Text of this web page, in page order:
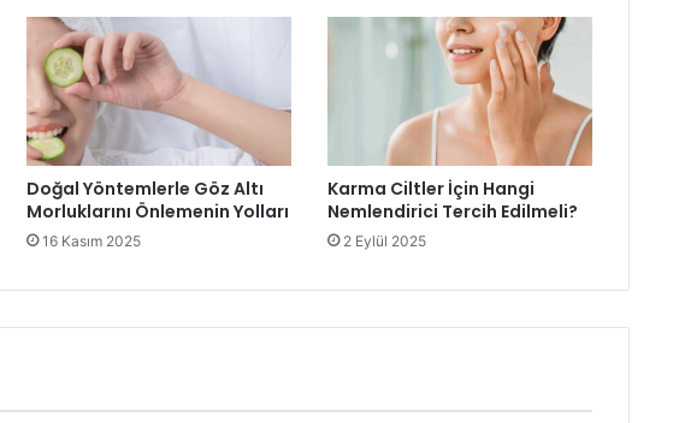
Doğal Yöntemlerle Göz Altı
Morluklarını Önlemenin Yolları
16 Kasım 2025
Karma Ciltler İçin Hangi
Nemlendirici Tercih Edilmeli?
2 Eylül 2025